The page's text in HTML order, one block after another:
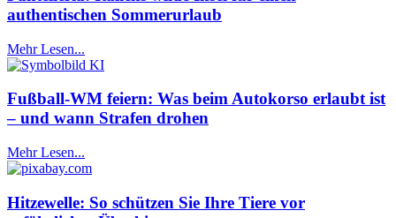
authentischen Sommerurlaub
Mehr Lesen...
Fußball-WM feiern: Was beim Autokorso erlaubt ist
– und wann Strafen drohen
Mehr Lesen...
Hitzewelle: So schützen Sie Ihre Tiere vor